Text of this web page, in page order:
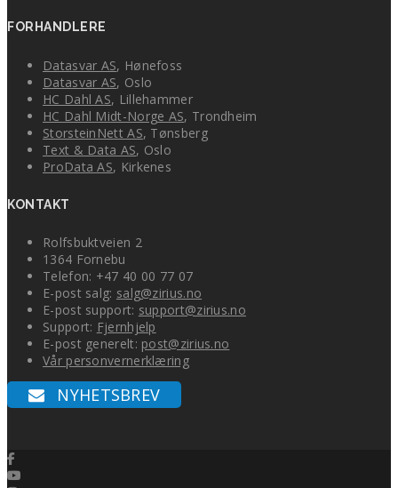
FORHANDLERE
Datasvar AS, Hønefoss
Datasvar AS, Oslo
HC Dahl AS, Lillehammer
HC Dahl Midt-Norge AS, Trondheim
StorsteinNett AS, Tønsberg
Text & Data AS, Oslo
ProData AS, Kirkenes
KONTAKT
Rolfsbuktveien 2
1364 Fornebu
Telefon: +47 40 00 77 07
E-post salg: salg@zirius.no
E-post support: support@zirius.no
Support: Fjernhjelp
E-post generelt: post@zirius.no
Vår personvernerklæring
NYHETSBREV